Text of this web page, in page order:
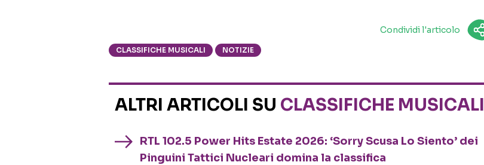
Condividi l'articolo
CLASSIFICHE MUSICALI NOTIZIE
ALTRI ARTICOLI SU CLASSIFICHE MUSICALI
RTL 102.5 Power Hits Estate 2026: ‘Sorry Scusa Lo Siento’ dei
Pinguini Tattici Nucleari domina la classifica